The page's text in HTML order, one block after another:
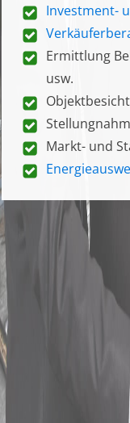
Investment-
Ermittlung
usw.
Markt- und